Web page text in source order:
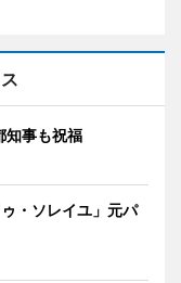
事も祝福
・ソレイユ」元パ